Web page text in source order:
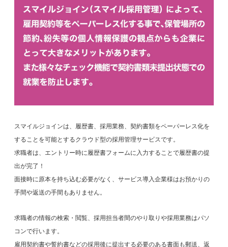
スマイルジョインは、履歴書、採用業務、契約書類をペーパーレス化を
することを可能とするクラウド型の採用管理サービスです。
求職者は、エントリー時に履歴書フォームに入力することで履歴書の提
出が完了！
面接時に原本を持ち込む必要がなく、サービス導入企業様はお預かりの
手間や返送の手間もありません。
求職者の情報の検索・閲覧、採用担当者間のやり取りや採用業務はパソ
コンで行います。
雇用契約書や誓約書などの採用後に提出する必要のある書面も郵送、返